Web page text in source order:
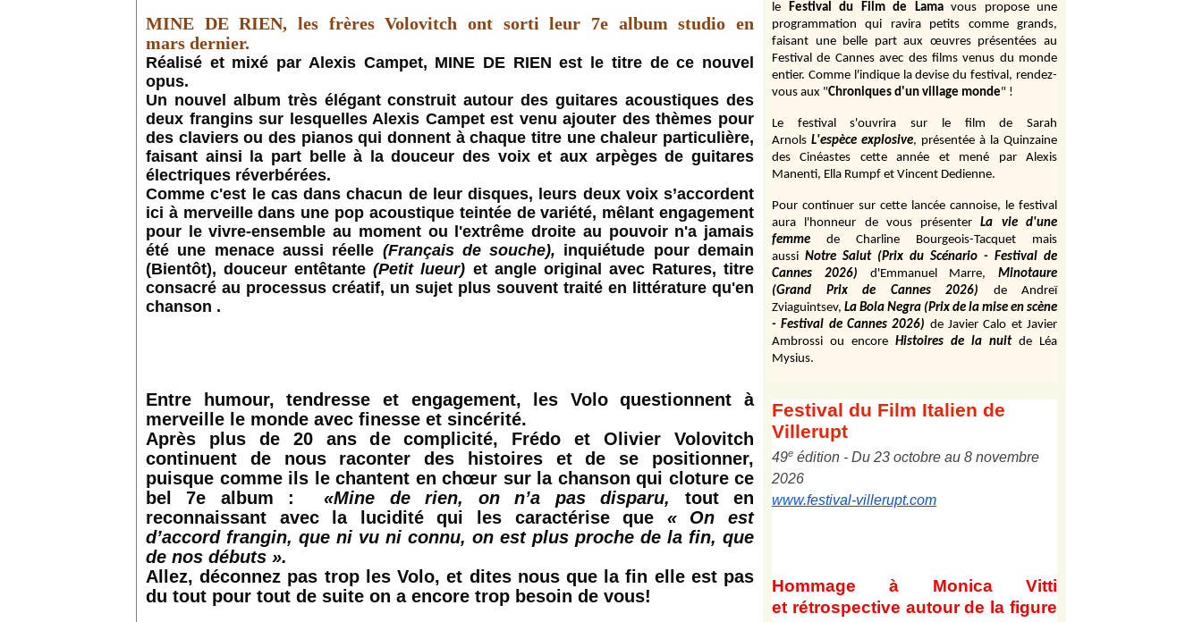
MINE DE RIEN, les frères Volovitch ont sorti leur 7e album studio en
mars dernier.
Réalisé et mixé par Alexis Campet, MINE DE RIEN est le titre de ce nouvel
opus.
Un nouvel album très élégant construit autour des guitares acoustiques des
deux frangins sur lesquelles Alexis Campet est venu ajouter des thèmes pour
des claviers ou des pianos qui donnent à chaque titre une chaleur particulière,
faisant ainsi la part belle à la douceur des voix et aux arpèges de guitares
électriques réverbérées.
Comme c'est le cas dans chacun de leur disques, leurs deux voix s’accordent
ici à merveille dans une pop acoustique teintée de variété, mêlant engagement
pour le vivre-ensemble au moment ou l'extrême droite au pouvoir n'a jamais
été une menace aussi réelle (Français de souche), inquiétude pour demain
(Bientôt), douceur entêtante(Petit lueur) et angle original avec Ratures, titre
consacré au processus créatif, un sujet plus souvent traité en littérature qu'en
chanson .
Entre humour, tendresse et engagement, les Volo questionnent à
merveille le monde avec finesse et sincérité.
Après plus de 20 ans de complicité, Frédo et Olivier Volovitch
continuent de nous raconter des histoires et de se positionner,
puisque comme ils le chantent en chœur sur la chanson qui cloture ce
bel 7e album :
«Mine de rien, on n’a pas disparu, tout en
reconnaissant avec la lucidité qui les caractérise que « On est
d’accord frangin, que ni vu ni connu, on est plus proche de la fin, que
de nos débuts ».
Allez, déconnez pas trop les Volo, et dites nous que la fin elle est pas
du tout pour tout de suite on a encore trop besoin de vous!
le Festival du Film de Lama vous propose une
programmation qui ravira petits comme grands,
faisant une belle part aux œuvres présentées au
Festival de Cannes avec des films venus du monde
entier. Comme l'indique la devise du festival, rendez-
vous aux "Chroniques d'un village monde" !
Le festival s'ouvrira sur le film de Sarah
Arnols L'espèce explosive, présentée à la Quinzaine
des Cinéastes cette année et mené par Alexis
Manenti, Ella Rumpf et Vincent Dedienne.
Pour continuer sur cette lancée cannoise, le festival
aura l'honneur de vous présenter
La vie d'une
femme
de Charline Bourgeois-Tacquet
mais
aussi Notre Salut (Prix du Scénario - Festival de
Cannes 2026)
d'Emmanuel Marre,
Minotaure
(Grand Prix de Cannes 2026)
de Andreï
Zviaguintsev, La Bola Negra (Prix de la mise en scène
- Festival de Cannes 2026) de Javier Calo et Javier
Ambrossi ou encore Histoires de la nuit de Léa
Mysius.
Festival du Film Italien de
Villerupt
49e édition - Du 23 octobre au 8 novembre
2026
www.festival-villerupt.com
Hommage à Monica Vitti
et rétrospective autour de la figure